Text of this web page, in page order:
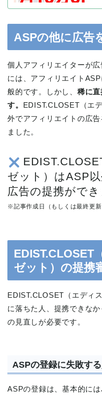
ASPの他に広告
個人アフィリエイターが
には、アフィリエイト
般的です。しかし、 稀に
す。 EDIST.CLOSET（エ
外でアフィリエイトの広
ました。
ゼット）はASP
広告の提携ができ
※記事作成日（もしくは最終更新
EDIST.CLOSET
ゼット）の提携
EDIST.CLOSET（エディ
に落ちた人、提携できな
の見直しが必要です。
ASPの登録に失敗す
ASPの登録は、基本的に